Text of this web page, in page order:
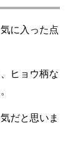
に入った点
ヒョウ柄な
だと思いま